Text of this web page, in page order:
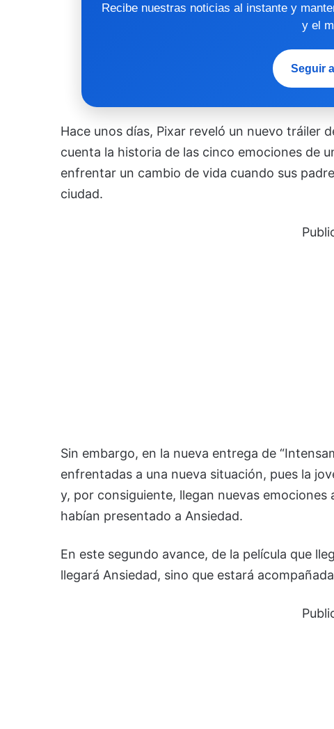
Recibe nuestras noticias al instante y
y el
Seguir
Hace unos días, Pixar reveló un nuevo tráiler
cuenta la historia de las cinco emociones de
enfrentar un cambio de vida cuando sus
ciudad.
Sin embargo, en la nueva entrega de
enfrentadas a una nueva situación, pues la
y, por consiguiente, llegan nuevas
habían presentado a Ansiedad.
En este segundo avance, de la película que
llegará Ansiedad, sino que estará